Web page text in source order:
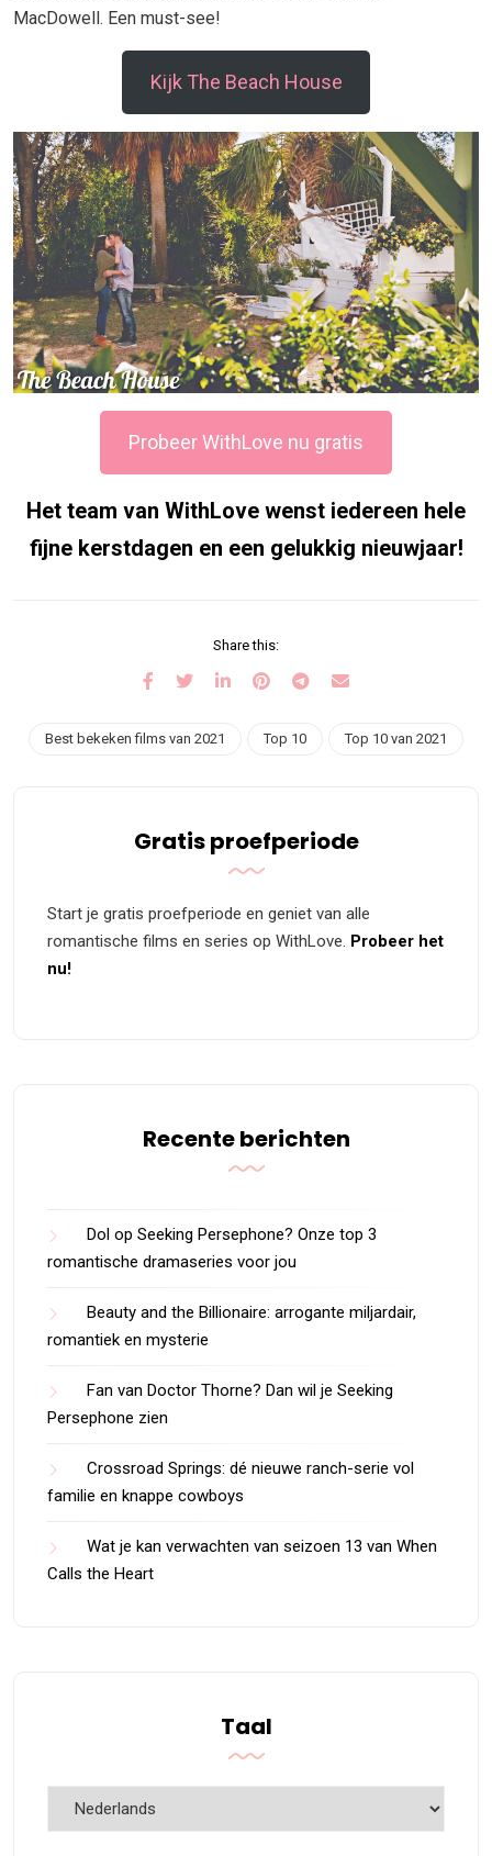
MacDowell. Een must-see!
Kijk The Beach House
Probeer WithLove nu gratis
Het team van WithLove wenst iedereen hele
fijne kerstdagen en een gelukkig nieuwjaar!
Share this:
Best bekeken films van 2021 Top 10 Top 10 van 2021
Gratis proefperiode
Start je gratis proefperiode en geniet van alle
romantische films en series op WithLove. Probeer het
nu!
Recente berichten
Dol op Seeking Persephone? Onze top 3
romantische dramaseries voor jou
Beauty and the Billionaire: arrogante miljardair,
romantiek en mysterie
Fan van Doctor Thorne? Dan wil je Seeking
Persephone zien
Crossroad Springs: dé nieuwe ranch-serie vol
familie en knappe cowboys
Wat je kan verwachten van seizoen 13 van When
Calls the Heart
Taal
Taal